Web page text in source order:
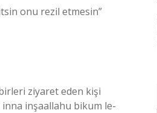
onu rezil etmesin”
ziyaret eden kişi
inna inşaallahu bikum le-